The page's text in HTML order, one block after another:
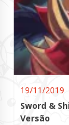
19/11/2019
Sword &
Versão